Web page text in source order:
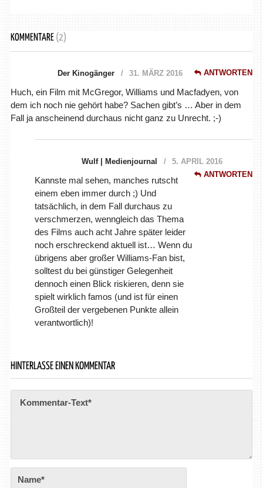
KOMMENTARE (2)
Der Kinogänger 31. MÄRZ 2016 ANTWORTEN
Huch, ein Film mit McGregor, Williams und Macfadyen, von
dem ich noch nie gehört habe? Sachen gibt’s … Aber in dem
Fall ja anscheinend durchaus nicht ganz zu Unrecht. ;-)
Wulf | Medienjournal
5. APRIL 2016
ANTWORTEN
Kannste mal sehen, manches rutscht
einem eben immer durch ;) Und
tatsächlich, in dem Fall durchaus zu
verschmerzen, wenngleich das Thema
des Films auch acht Jahre später leider
noch erschreckend aktuell ist… Wenn du
übrigens aber großer Williams-Fan bist,
solltest du bei günstiger Gelegenheit
dennoch einen Blick riskieren, denn sie
spielt wirklich famos (und ist für einen
Großteil der vergebenen Punkte allein
verantwortlich)!
HINTERLASSE EINEN KOMMENTAR